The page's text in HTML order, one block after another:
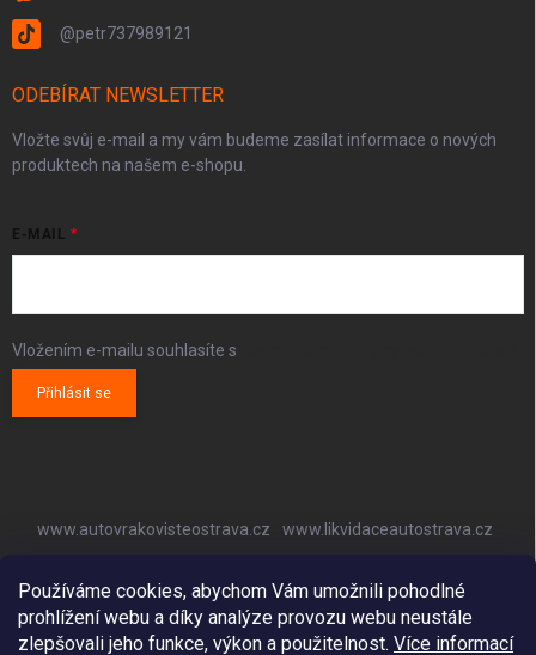
Používáme cookies, abychom Vám umožnili pohodlné
prohlížení webu a díky analýze provozu webu neustále
zlepšovali jeho funkce, výkon a použitelnost. Více informací
@petr737989121
ODEBÍRAT NEWSLETTER
Vložte svůj e-mail a my vám budeme zasílat informace o nových
produktech na našem e-shopu.
E-MAIL
Vložením e-mailu souhlasíte s
Přihlásit se
www.autovrakovisteostrava.cz
www.likvidaceautostrava.cz